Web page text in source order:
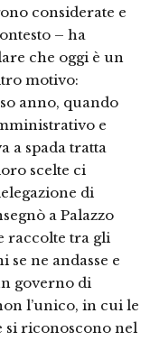
considerate e
– ha
che oggi è un
motivo:
anno, quando
e
a spada tratta
scelte ci
di
a Palazzo
raccolte tra gli
ne andasse e
governo di
l’unico, in cui le
si riconoscono nel